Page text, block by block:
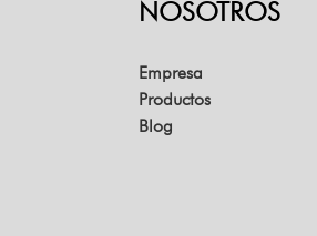
NOSOTROS
Empresa
Productos
Blog